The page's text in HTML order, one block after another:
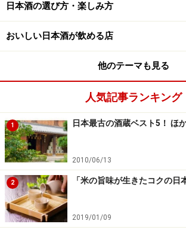
日本酒の選び方・楽しみ方
おいしい日本酒が飲める店
他のテーマも見る
人気記事ランキング
1 日本最古の酒蔵ベスト5！ ほ
2010/06/13
2 「米の旨味が生きたコクの日
2019/01/09